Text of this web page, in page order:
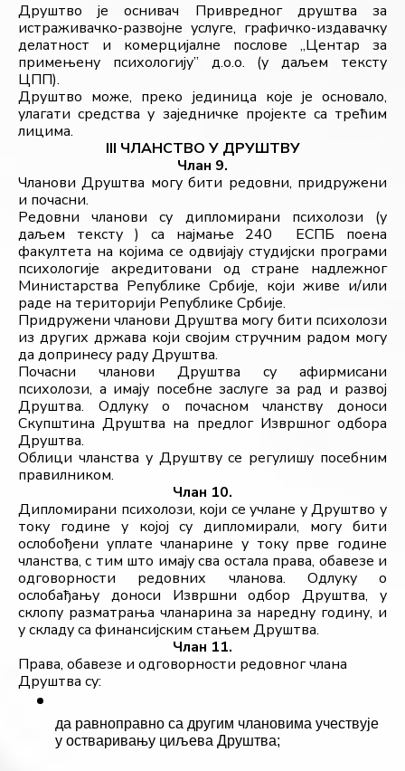
Друштво је оснивач Привредног друштва за
истраживачко-развојне услуге, графичко-издавачку
делатност и комерцијалне послове
„Центар за
примењену психологију” д.о.о. (у даљем тексту
ЦПП).
Друштво може, преко јединица које је основало,
улагати средства у заједничке пројекте са трећим
лицима.
III ЧЛАНСТВО У ДРУШТВУ
Члан 9.
Чланови Друштва могу бити редовни, придружени
и почасни.
Редовни чланови су дипломирани психолози (у
даљем тексту ) са најмање 240  ЕСПБ поена
факултета на којима се одвијају студијски програми
психологије акредитовани од стране надлежног
Министарства Републике Србије, који живе и/или
раде на територији Републике Србије.
Придружени чланови Друштва могу бити психолози
из других држава који својим стручним радом могу
да допринесу раду Друштва.
Почасни чланови Друштва су афирмисани
психолози, а имају посебне заслуге за рад и развој
Друштва. Одлуку о почасном чланству доноси
Скупштина Друштва на предлог Извршног одбора
Друштва.
Облици чланства у Друштву се регулишу посебним
правилником.
Члан 10.
Дипломирани психолози, који се учлане у Друштво у
току године у којој су дипломирали, могу бити
ослобођени уплате чланарине у току прве године
чланства, с тим што имају сва остала права, обавезе и
одговорности редовних чланова. Одлуку о
ослобађању доноси Извршни одбор Друштва, у
склопу разматрања чланарина за наредну годину, и
у складу са финансијским стањем Друштва.
Члан 11.
Права, обавезе и одговорности редовног члана
Друштва су:
да равноправно са другим члановима учествује
у остваривању циљева Друштва;